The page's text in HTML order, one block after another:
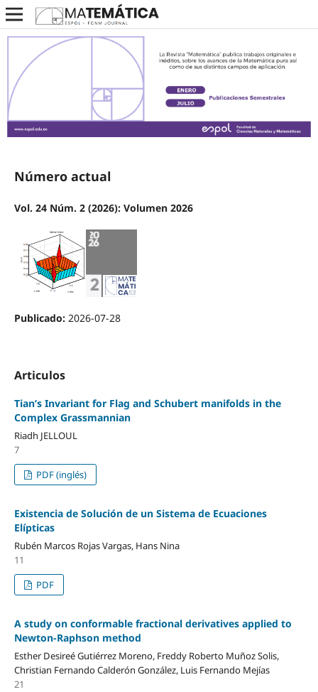
Número actual
Vol. 24 Núm. 2 (2026): Volumen 2026
Publicado: 2026-07-28
Articulos
Tian’s Invariant for Flag and Schubert manifolds in the
Complex Grassmannian
Riadh JELLOUL
7
PDF (inglés)
Existencia de Solución de un Sistema de Ecuaciones
Elípticas
Rubén Marcos Rojas Vargas, Hans Nina
11
PDF
A study on conformable fractional derivatives applied to
Newton-Raphson method
Esther Desireé Gutiérrez Moreno, Freddy Roberto Muñoz Solis,
Christian Fernando Calderón González, Luis Fernando Mejías
21